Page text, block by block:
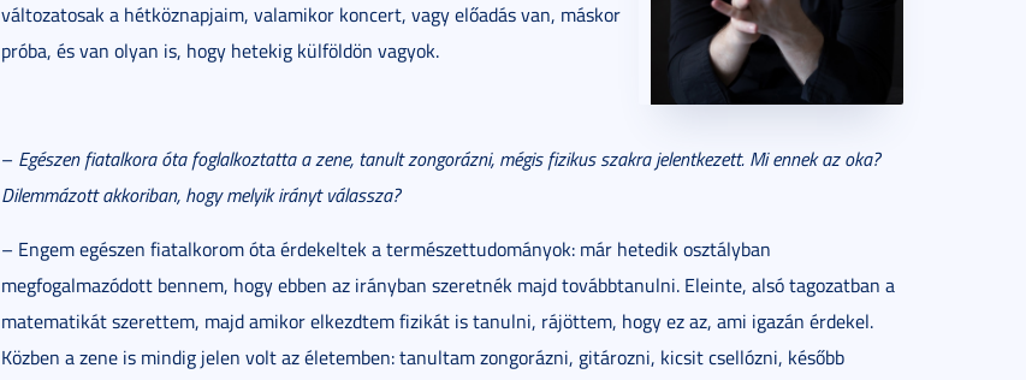
változatosak a hétköznapjaim, valamikor koncert, vagy előadás van, máskor
próba, és van olyan is, hogy hetekig külföldön vagyok.
– Egészen fiatalkora óta foglalkoztatta a zene, tanult zongorázni, mégis fizikus szakra jelentkezett. Mi ennek az oka?
Dilemmázott akkoriban, hogy melyik irányt válassza?
– Engem egészen fiatalkorom óta érdekeltek a természettudományok: már hetedik osztályban
megfogalmazódott bennem, hogy ebben az irányban szeretnék majd továbbtanulni. Eleinte, alsó tagozatban a
matematikát szerettem, majd amikor elkezdtem fizikát is tanulni, rájöttem, hogy ez az, ami igazán érdekel.
Közben a zene is mindig jelen volt az életemben: tanultam zongorázni, gitározni, kicsit csellózni, később